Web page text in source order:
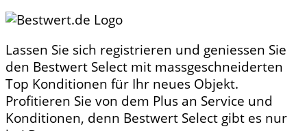
Lassen Sie sich registrieren und geniessen Sie
den Bestwert Select mit massgeschneiderten
Top Konditionen für Ihr neues Objekt.
Profitieren Sie von dem Plus an Service und
Konditionen, denn Bestwert Select gibt es nur